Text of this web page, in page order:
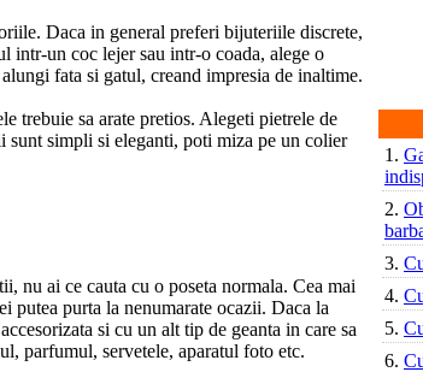
Daca in general preferi bijuteriile discrete,
intr-un coc lejer sau intr-o coada, alege o
fata si gatul, creand impresia de inaltime.
trebuie sa arate pretios. Alegeti pietrele de
sunt simpli si eleganti, poti miza pe un colier
nu ai ce cauta cu o poseta normala. Cea mai
putea purta la nenumarate ocazii. Daca la
si cu un alt tip de geanta in care sa
parfumul, servetele, aparatul foto etc.
1.
2.
3.
4.
5.
6.